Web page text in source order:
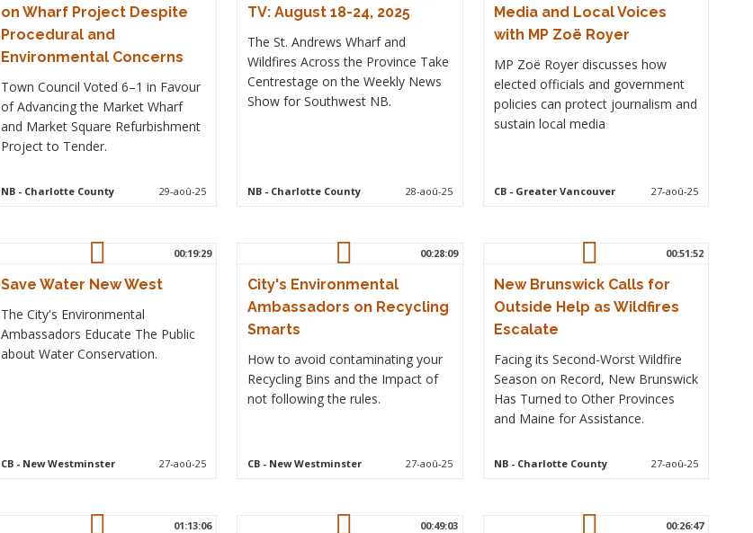
on Wharf Project Despite
Procedural and
Environmental Concerns
Town Council Voted 6–1 in Favour
of Advancing the Market Wharf
and Market Square Refurbishment
Project to Tender.
NB - Charlotte County 29-aoû-25
TV: August 18-24, 2025
The St. Andrews Wharf and
Wildfires Across the Province Take
Centrestage on the Weekly News
Show for Southwest NB.
NB- Charlotte County 28-aoû-25
Media and Local Voices
with MP Zoë Royer
MP Zoë Royer discusses how
elected officials and government
policies can protect journalism and
sustain local media
CB- Greater Vancouver 27-aoû-25
00:19:29
Save Water New West
The City's Environmental
Ambassadors Educate The Public
about Water Conservation.
CB - New Westminster 27-aoû-25
00:28:09
City's Environmental
Ambassadors on Recycling
Smarts
How to avoid contaminating your
Recycling Bins and the Impact of
not following the rules.
CB- New Westminster 27-aoû-25
00:51:52
New Brunswick Calls for
Outside Help as Wildfires
Escalate
Facing its Second-Worst Wildfire
Season on Record, New Brunswick
Has Turned to Other Provinces
and Maine for Assistance.
NB- Charlotte County 27-aoû-25
01:13:06 00:49:03 00:26:47